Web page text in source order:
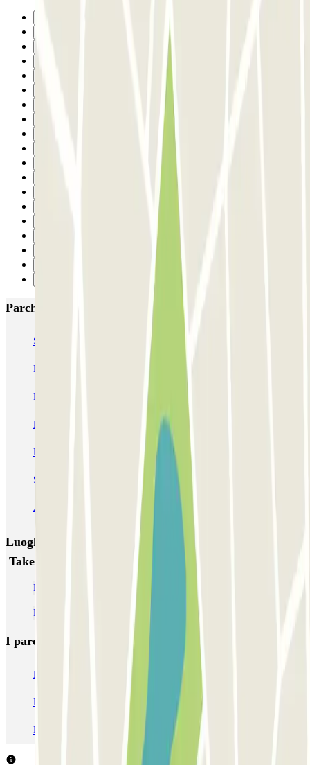
Parcheggi più popolari a Siviglia
SABA Macarena MC Plaza de Cuba
MC Sagrado Corazón SABA Estación Sevilla - Plaza de las Armas
Rosa Amarilla - Hospital Virgen del Rocío
Parking Vuela Aeropuerto Sevilla - P&R
Parking Pista Aeropuerto Sevilla - Valet
SABA Estación Sevilla - Santa Justa (P1 / P3)
AUSSA José Laguillo
Luoghi ed eventi che potrebbero interessarti vicino a
Take & Go - Valet - Aeropuerto de Sevilla
Parcheggio all'Aeroporto di Siviglia - San Pablo (SVQ)
Parcheggi vicino alla Stazione di Santa Justa
I parcheggi più prenotati
Parcheggio Venezia Parcheggio Piazzale Roma Venezia
Parcheggio Roma Parcheggio Milano
Parcheggio Malpensa Terminal 1 Parcheggio Malpensa